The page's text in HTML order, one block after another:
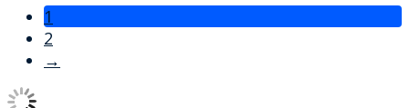
1
2
→